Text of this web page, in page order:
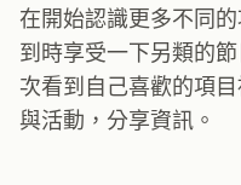
在開始認識更多不同
到時享受一下另類的
次看到自己喜歡的項
與活動，分享資訊。